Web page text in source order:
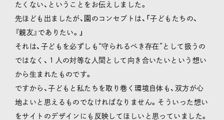
たくない、ということをお伝えしました。
先ほども出ましたが、園のコンセプトは、「子どもたちの、
『親友』でありたい。」
それは、子どもを必ずしも“守られるべき存在”として扱うの
ではなく、１人の対等な人間として向き合いたいという想い
から生まれたものです。
ですから、子どもと私たちを取り巻く環境自体も、双方が心
地よいと思えるものでなければなりません。そういった想い
をサイトのデザインにも反映してほしいと思っていました。